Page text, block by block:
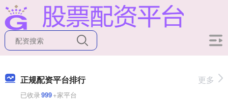
正规配资平台排行
已收录999+家平台
更多